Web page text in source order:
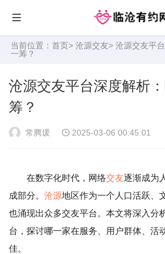
当前位置： 首页> 沧源交友> 沧源交友平
一筹？
沧源交友平台深度解析
筹？
常腾瑗 2025-03-06 00:45:01
在数字化时代，网络交友逐渐成为
成部分。 沧源地区作为一个人口活跃、
也涌现出众多交友平台。本文将深入分
台，探讨哪一家在服务、用户群体、活
佳。